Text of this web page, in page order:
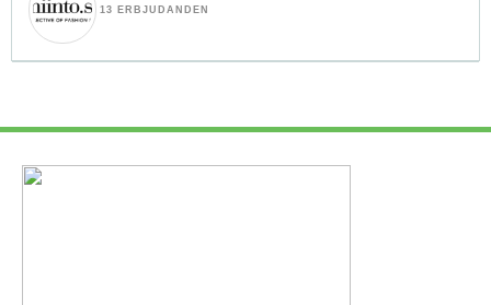
13 ERBJUDANDEN